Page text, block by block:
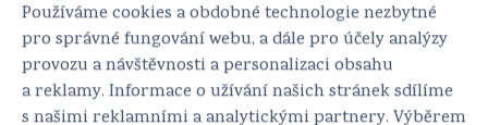
Aktuální informace
Používáme cookies a obdobné technologie nezbytné
pro správné fungování webu, a dále pro účely analýzy
provozu a návštěvnosti a personalizaci obsahu
a reklamy. Informace o užívání našich stránek sdílíme
s našimi reklamními a analytickými partnery. Výběrem